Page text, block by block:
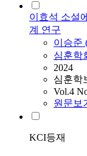
이효석 소설
계 연구
이승준
심훈학
2024
심훈학
Vol.4
원문보
KCI등재